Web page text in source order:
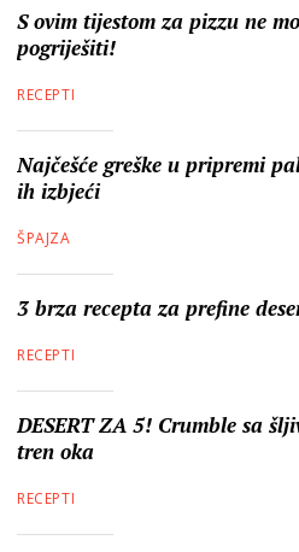
S ovim tijestom za pizzu ne
pogriješiti!
RECEPTI
Najčešće greške u pripremi
ih izbjeći
ŠPAJZA
3 brza recepta za prefine
RECEPTI
DESERT ZA 5! Crumble sa
tren oka
RECEPTI